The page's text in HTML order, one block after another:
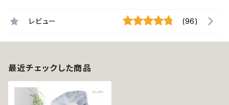
レビュー (96)
最近チェックした商品